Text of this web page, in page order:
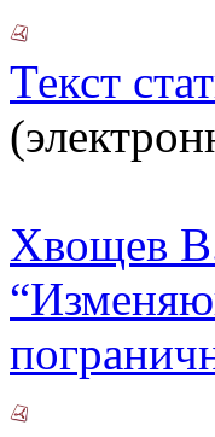
Текст
Хвощев